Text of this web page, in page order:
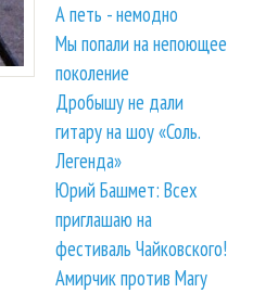
А петь - немодно
Мы попали на непоющее
поколение
Дробышу не дали
гитару на шоу «Соль.
Легенда»
Юрий Башмет: Всех
приглашаю на
фестиваль Чайковского!
Амирчик против Mary